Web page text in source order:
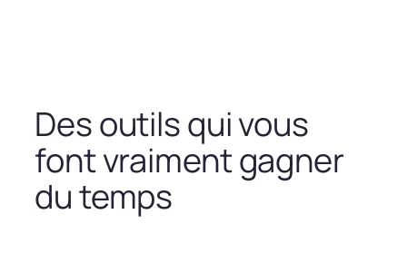
Des outils qui vous
font vraiment gagner
du temps